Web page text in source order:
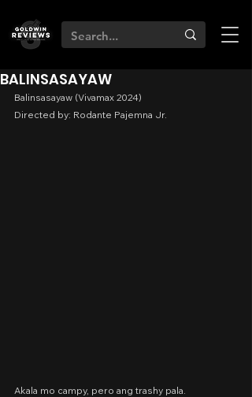
BALINSASAYAW
Balinsasayaw (Vivamax 2024)
Directed by: Rodante Pajemna Jr.
Akala mo campy, pero ang trashy pala.